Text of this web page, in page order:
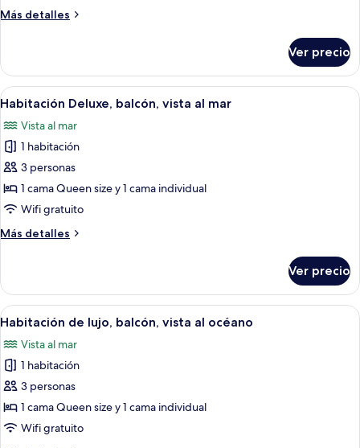
clásica,
balcón
Más detalles
Más
clásica,
balcón
Ver precio
Abrir
todas
las
fotos
de
Habitación
Deluxe,
vista
Habitación de hotel con balcón, una
7
Habitación Deluxe, balcón, vista al mar
Vista al mar
1 habitación
3 personas
1 cama Queen size y 1 cama individual
Wifi gratuito
Más detalles
Más
Deluxe,
balcón,
vista
mar
Ver precio
Abrir
todas
las
fotos
de
Habitación
de
Caja de seguridad en la habitación,
6
Habitación de lujo, balcón, vista al océano
Vista al mar
1 habitación
3 personas
1 cama Queen size y 1 cama individual
Wifi gratuito